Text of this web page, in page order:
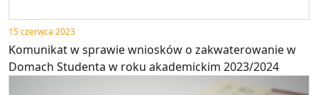
15 czerwca 2023
Komunikat w sprawie wniosków o zakwaterowanie w
Domach Studenta w roku akademickim 2023/2024